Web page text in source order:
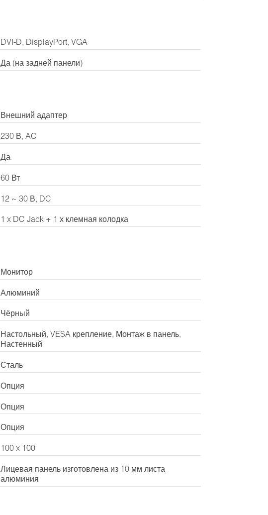
DVI-D, DisplayPort, VGA
Да (на задней панели)
Внешний адаптер
230 В, AC
Да
60 Вт
12 ~ 30 В, DC
1 x DC Jack + 1 х клемная колодка
Монитор
Алюминий
Чёрный
Настольный, VESA крепление, Монтаж в панель,
Настенный
Сталь
Опция
Опция
Опция
100 x 100
Лицевая панель изготовлена из 10 мм листа
алюминия